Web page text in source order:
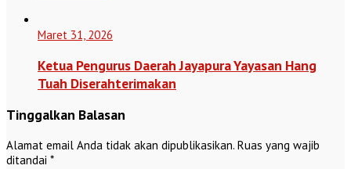
Maret 31, 2026
Ketua Pengurus Daerah Jayapura Yayasan Hang
Tuah Diserahterimakan
Tinggalkan Balasan
Alamat email Anda tidak akan dipublikasikan. Ruas yang wajib
ditandai *